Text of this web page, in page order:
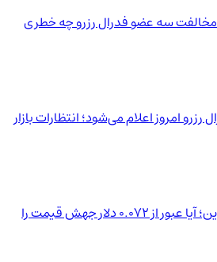
مخالفت سه عضو فدرال رزرو چه خطری
امروز اعلام می‌شود؛ انتظارات بازار
تحلیل قیمت دوج‌کوین؛ آیا عبور از ۰.۰۷۲ دلار جهش قیمت را